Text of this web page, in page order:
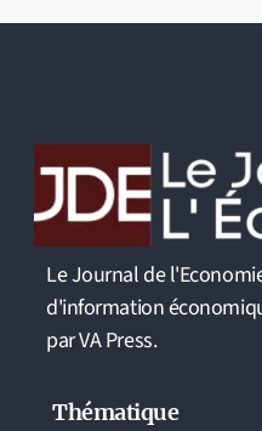
Le Journal de
d'information
par VA Press.
Thématique